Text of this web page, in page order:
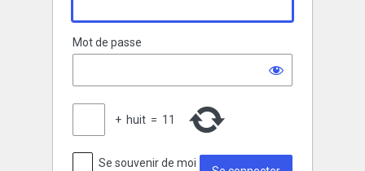
Mot de passe
+ huit = 11
Se souvenir de moi